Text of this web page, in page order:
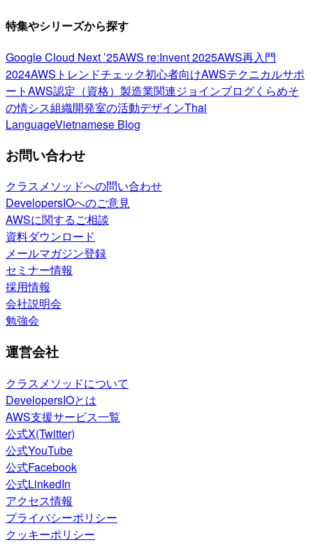
特集やシリーズから探す
Google Cloud Next ’25AWS re:Invent 2025AWS再入門
2024AWSトレンドチェック初心者向けAWSテクニカルサポ
ートAWS認定（資格） 製造業関連ジョインブログくらめそ
の情シス組織開発室の活動デザインThai
LanguageVietnamese Blog
お問い合わせ
クラスメソッドへの問い合わせ
DevelopersIOへのご意見
AWSに関するご相談
資料ダウンロード
メールマガジン登録
セミナー情報
採用情報
会社説明会
勉強会
運営会社
クラスメソッドについて
DevelopersIOとは
AWS支援サービス一覧
公式X(Twitter)
公式YouTube
公式Facebook
公式LinkedIn
アクセス情報
プライバシーポリシー
クッキーポリシー